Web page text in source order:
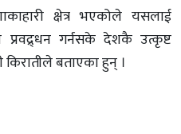
क्षेत्र भएकोले यसलाई
प्रवद्र्धन गर्नसके देशकै उत्कृष्ट
किरातीले बताएका हुन् ।